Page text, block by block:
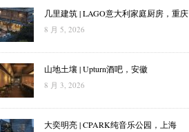
几里建筑 | LAGO意大利家庭厨房，重庆
8 月 5, 2026
山地土壤 | Upturn酒吧，安徽
8 月 3, 2026
大奕明亮 | CPARK纯音乐公园，上海